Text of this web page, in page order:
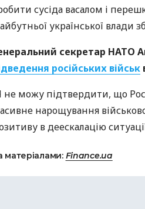
сусіда васалом і
української влади
секретар НАТО
російських військ
не можу підтвердити, що
нарощування
в деескалацію
матеріалами: Finance.ua